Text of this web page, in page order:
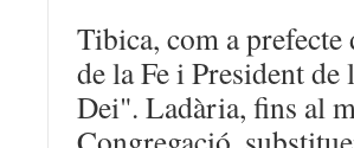
Tibica, com a
de la Fe i President
Dei". Ladària, fins al